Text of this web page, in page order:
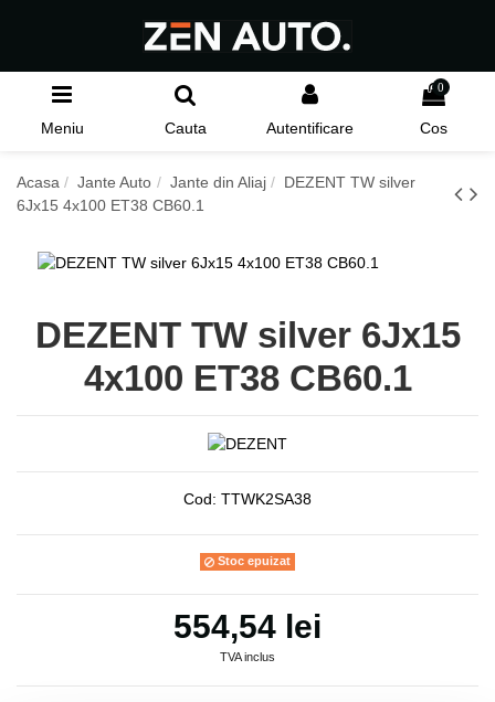
Meniu Cauta Autentificare
0
Cos
Acasa Jante Auto Jante din Aliaj
DEZENT TW silver
6Jx15 4x100 ET38 CB60.1
DEZENT TW silver 6Jx15
4x100 ET38 CB60.1
Cod: TTWK2SA38
Stoc epuizat
554,54 lei
TVA inclus